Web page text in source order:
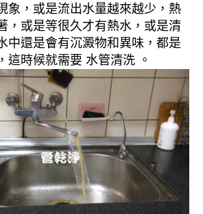
象，或是流出水量越來越少，熱
，或是等很久才有熱水，或是清
中還是會有沉澱物和異味，都是
這時候就需要 水管清洗 。